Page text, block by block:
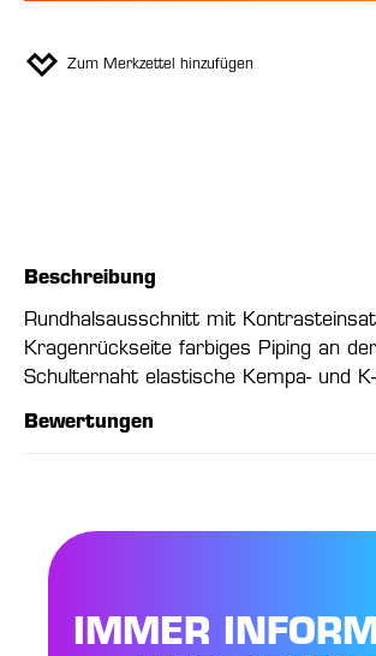
Zum Merkzettel hinzufügen
Beschreibung
Rundhalsausschnitt mit
Kragenrückseite farbiges Piping an der
Schulternaht elastische Kempa- und
Bewertungen
IMMER